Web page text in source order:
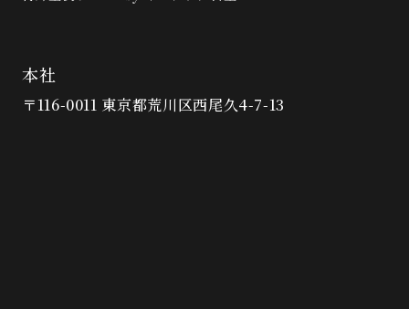
本社
〒116-0011 東京都荒川区西尾久4-7-13